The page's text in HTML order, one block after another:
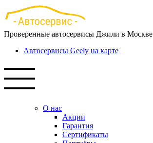
Перейти
к
основному
содержанию
Проверенные автосервисы Джили в Москве
Автосервисы Geely на карте
О нас
Акции
Гарантия
Сертификаты